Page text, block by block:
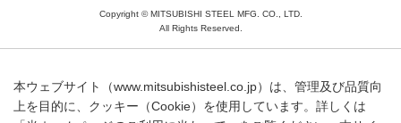
Copyright © MITSUBISHI STEEL MFG. CO., LTD.
All Rights Reserved.
本ウェブサイト（www.mitsubishisteel.co.jp）は、管理及び品質向
上を目的に、クッキー（Cookie）を使用しています。詳しくは